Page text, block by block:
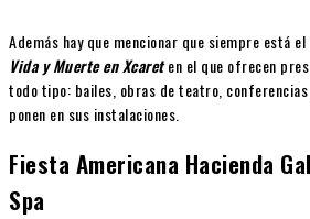
Además hay que mencionar que siempre está el
Vida y Muerte en Xcareten el que ofrecen
todo tipo: bailes, obras de teatro,
ponen en sus instalaciones.
Fiesta Americana Hacienda
Spa